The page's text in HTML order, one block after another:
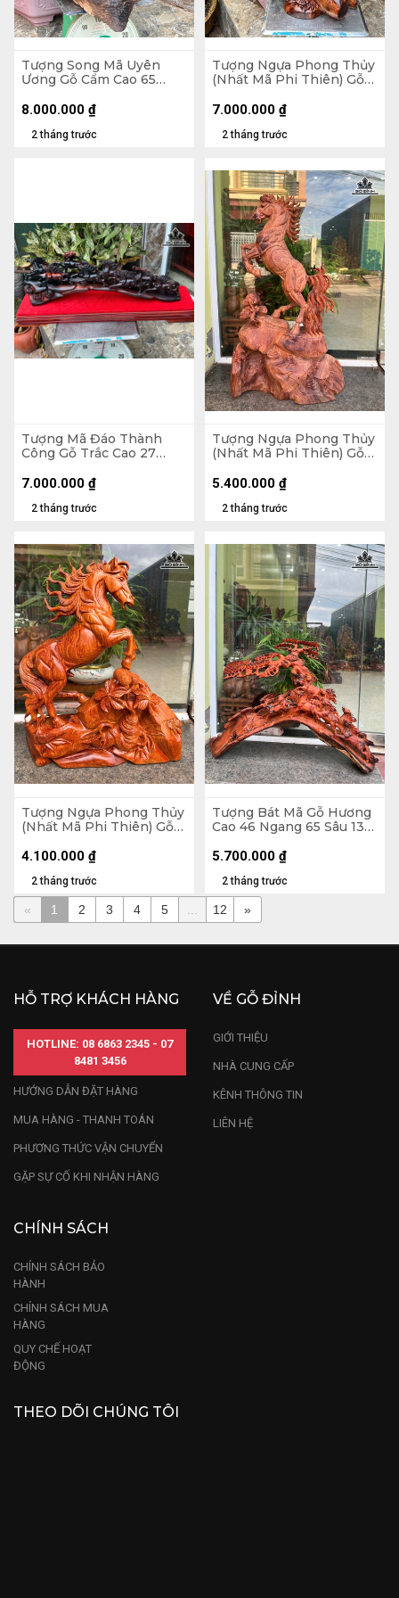
Tượng Song Mã Uyên
Ương Gỗ Cẩm Cao 65
2 tháng trước
8.000.000 ₫
Tượng Ngựa Phong Thủy
(Nhất Mã Phi Thiên) Gỗ
30 (cm)
2 tháng trước
7.000.000 ₫
Tượng Mã Đáo Thành
Công Gỗ Trắc Cao 27
2 tháng trước
7.000.000 ₫
Tượng Ngựa Phong Thủy
(Nhất Mã Phi Thiên) Gỗ
Sâu 15 (cm)
2 tháng trước
5.400.000 ₫
Tượng Ngựa Phong Thủy
(Nhất Mã Phi Thiên) Gỗ
Sâu 15 (cm)
2 tháng trước
4.100.000 ₫
Tượng Bát Mã Gỗ Hương
Cao 46 Ngang 65 Sâu 13
2 tháng trước
5.700.000 ₫
« 1 2 3 4 5 ... 12 »
HỖ TRỢ KHÁCH HÀNG
HOTLINE: 08 6863 2345 - 07
8481 3456
HƯỚNG DẪN ĐẶT HÀNG
MUA HÀNG - THANH TOÁN
PHƯƠNG THỨC VẬN CHUYỂN
GẶP SỰ CỐ KHI NHẬN HÀNG
VỀ GỖ ĐỈNH
GIỚI THIỆU
NHÀ CUNG CẤP
KÊNH THÔNG TIN
LIÊN HỆ
CHÍNH SÁCH
CHÍNH SÁCH BẢO
HÀNH
CHÍNH SÁCH MUA
HÀNG
QUY CHẾ HOẠT
ĐỘNG
THEO DÕI CHÚNG TÔI